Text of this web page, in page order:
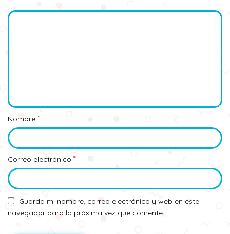
Nombre *
Correo electrónico *
Guarda mi nombre, correo electrónico y web en este
navegador para la próxima vez que comente.